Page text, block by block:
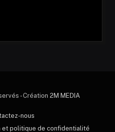
- Création 2M MEDIA
nous
et politique de confidentialité